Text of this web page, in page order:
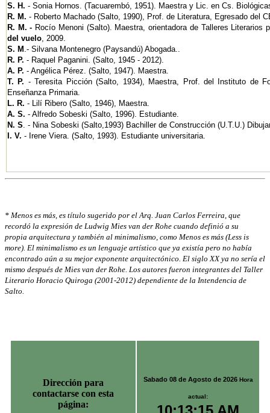
S. H. - Sonia Hornos. (Tacuarembó, 1951). Maestra y Lic. en Cs.
R. M. - Roberto Machado (Salto, 1990), Prof. de Literatura, Egresado del
R. M. - Rocío Menoni (Salto). Maestra, orientadora de Talleres Literarios
del vuelo , 2009.
S. M .- Silvana Montenegro (Paysandú) Abogada..
R. P. - Raquel Paganini. (Salto, 1945 - 2012).
A. P. - Angélica Pérez. (Salto, 1947). Maestra.
T. P. - Teresita Picción (Salto, 1934), Maestra, Prof. del Instituto de
Enseñanza Primaria.
L. R. - Lilí Ribero (Salto, 1946), Maestra.
A. S. - Alfredo Sobeski (Salto, 1996). Estudiante.
N. S . - Nina Sobeski (Salto,1993) Bachiller de Construcción (U.T.U.)
I. V. - Irene Viera. (Salto, 1993). Estudiante universitaria.
* Menos es más, es título sugerido por el Arq. Juan Carlos Ferreira, que
recordó la expresión de Ludwig Mies van der Rohe cuando definió a su
propia arquitectura y también al minimalismo, como Menos es más (Less is
more). El minimalismo es un lenguaje artístico que ya existía pero no había
encontrado aún a su mejor exponente arquitectónico. El siglo XX ya no sería el
mismo después de Mies van der Rohe. Los autores fueron integrantes del Taller
Literario Horacio Quiroga (2001-2012) dependiente de la Intendencia de
Salto.
Dirección para
contactarse con esta
página:
Sabado 08 de Agosto de 2026 Hora
actual: